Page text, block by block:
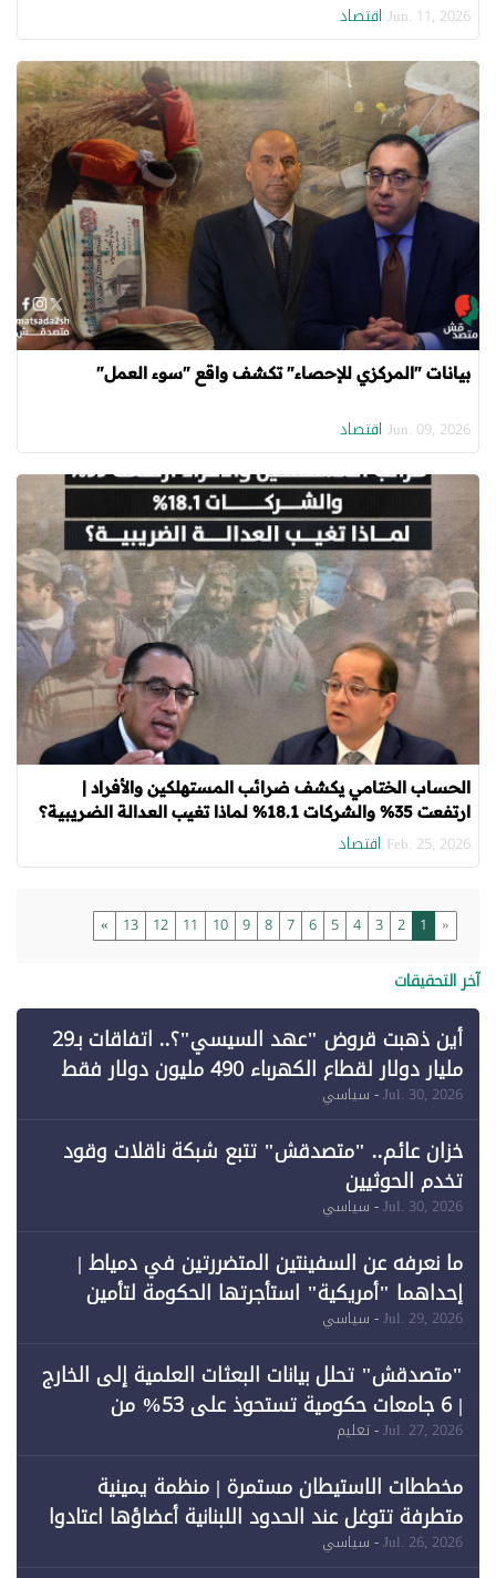
Jun. 11, 2026 اقتصاد
بيانات "المركزي للإحصاء" تكشف واقع "سوء العمل"
Jun. 09, 2026 اقتصاد
الحساب الختامي يكشف ضرائب المستهلكين والأفراد |
ارتفعت 35% والشركات 18.1% لماذا تغيب العدالة الضريبية؟
Feb. 25, 2026 اقتصاد
«
1
2
3
4
5
6
7
8
9
10
11
12
13
»
آخر التحقيقات
أين ذهبت قروض "عهد السيسي"؟.. اتفاقات بـ29
مليار دولار لقطاع الكهرباء 490 مليون دولار فقط
لـ"الطاقة المتجددة" (1)
Jul. 30, 2026- سياسي
خزان عائم.. "متصدقش" تتبع شبكة ناقلات وقود
تخدم الحوثيين
Jul. 30, 2026- سياسي
ما نعرفه عن السفينتين المتضررتين في دمياط |
إحداهما "أمريكية" استأجرتها الحكومة لتأمين
احتياجات الطاقة
Jul. 29, 2026- سياسي
"متصدقش" تحلل بيانات البعثات العلمية إلى الخارج
| 6 جامعات حكومية تستحوذ على 53% من
Jul. 27, 2026- تعليم
مخططات الاستيطان مستمرة | منظمة يمينية
متطرفة تتوغل عند الحدود اللبنانية أعضاؤها اعتادوا
خرق الحدود
Jul. 26, 2026- سياسي